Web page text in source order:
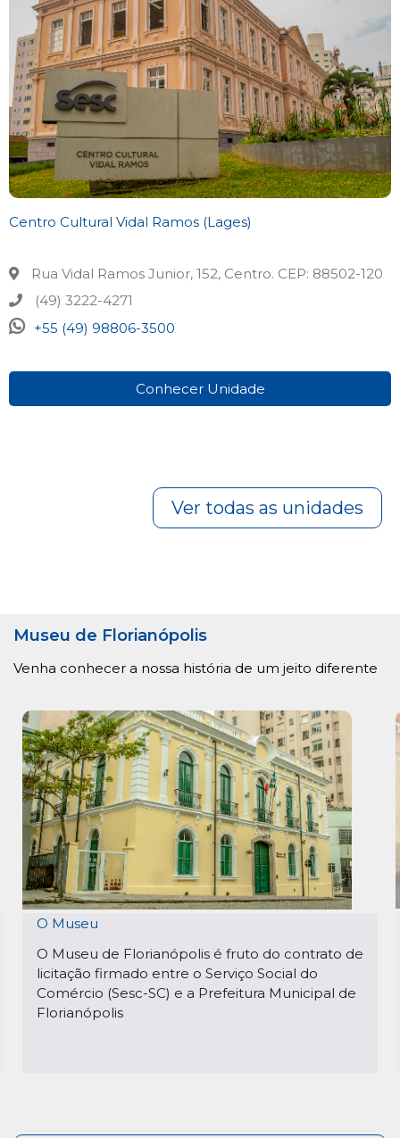
Centro Cultural Vidal Ramos (Lages)
Rua Vidal Ramos Junior, 152, Centro. CEP: 88502-120
(49) 3222-4271
+55 (49) 98806-3500
Conhecer Unidade
Ver todas as unidades
Museu de Florianópolis
Venha conhecer a nossa história de um jeito diferente
O Museu
O Museu de Florianópolis é fruto do contrato de
licitação firmado entre o Serviço Social do
Comércio (Sesc-SC) e a Prefeitura Municipal de
Florianópolis